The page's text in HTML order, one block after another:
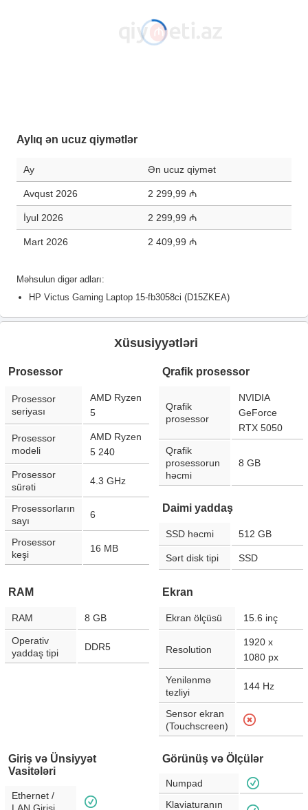
Aylıq ən ucuz qiymətlər
Ay Ən ucuz qiymət
Avqust 2026 2 299,99 ₼
İyul 2026 2 299,99 ₼
Mart 2026 2 409,99 ₼
Məhsulun digər adları:
HP Victus Gaming Laptop 15-fb3058ci (D15ZKEA)
Xüsusiyyətləri
Prosessor
Prosessor
seriyası
AMD Ryzen
5
Prosessor
modeli
AMD Ryzen
5 240
Prosessor
sürəti
4.3 GHz
Prosessorların
sayı
6
Prosessor
keşi
16 MB
Qrafik prosessor
Qrafik
prosessor
NVIDIA
GeForce
RTX 5050
Qrafik
prosessorun
həcmi
8 GB
Daimi yaddaş
SSD həcmi 512 GB
Sərt disk tipi SSD
RAM
RAM 8 GB
Operativ
yaddaş tipi
DDR5
Ekran
Ekran ölçüsü 15.6 inç
Resolution
1920 x
1080 px
Yenilənmə
tezliyi
144 Hz
Sensor ekran
(Touchscreen)
Giriş və Ünsiyyət
Vasitələri
Ethernet /
Görünüş və Ölçülər
Numpad
Klaviaturanın